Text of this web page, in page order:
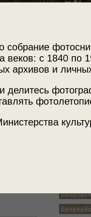
собрание
веков: с 1840 по
архивов и
делитесь
Архив